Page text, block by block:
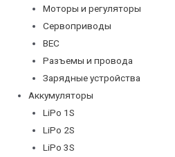
Моторы и регуляторы
Сервоприводы
BEC
Разъемы и провода
Зарядные устройства
Аккумуляторы
LiPo 1S
LiPo 2S
LiPo 3S